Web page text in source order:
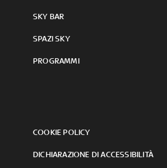
SKY BAR
SPAZI SKY
PROGRAMMI
COOKIE POLICY
DICHIARAZIONE DI ACCESSIBILITÀ